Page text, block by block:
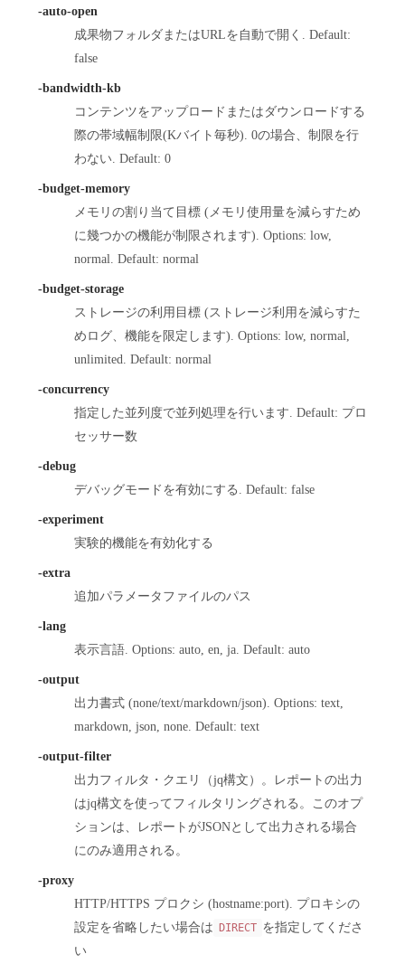
-auto-open
成果物フォルダまたはURLを自動で開く. Default:
false
-bandwidth-kb
コンテンツをアップロードまたはダウンロードする
際の帯域幅制限(Kバイト毎秒). 0の場合、制限を行
わない. Default: 0
-budget-memory
メモリの割り当て目標 (メモリ使用量を減らすため
に幾つかの機能が制限されます). Options: low,
normal. Default: normal
-budget-storage
ストレージの利用目標 (ストレージ利用を減らすた
めログ、機能を限定します). Options: low, normal,
unlimited. Default: normal
-concurrency
指定した並列度で並列処理を行います. Default: プロ
セッサー数
-debug
デバッグモードを有効にする. Default: false
-experiment
実験的機能を有効化する
-extra
追加パラメータファイルのパス
-lang
表示言語. Options: auto, en, ja. Default: auto
-output
出力書式 (none/text/markdown/json). Options: text,
markdown, json, none. Default: text
-output-filter
出力フィルタ・クエリ（jq構文）。レポートの出力
はjq構文を使ってフィルタリングされる。このオプ
ションは、レポートがJSONとして出力される場合
にのみ適用される。
-proxy
HTTP/HTTPS プロクシ (hostname:port). プロキシの
設定を省略したい場合は
DIRECT を指定してくださ
い